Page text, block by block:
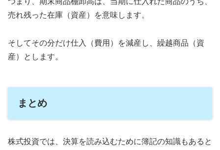
売れ残った在庫（資産）を意味します。
そしてその分だけ仕入（費用）を減産し、繰越商品（資
産）とします。
まとめ
株式投資では、決算を読み込むために簿記の知識もあると